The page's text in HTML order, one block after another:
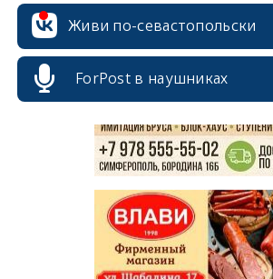
Живи по-севастопольски
ForPost в наушниках